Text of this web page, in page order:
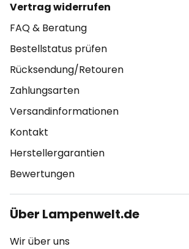
Vertrag widerrufen
FAQ & Beratung
Bestellstatus prüfen
Rücksendung/Retouren
Zahlungsarten
Versandinformationen
Kontakt
Herstellergarantien
Bewertungen
Über Lampenwelt.de
Wir über uns